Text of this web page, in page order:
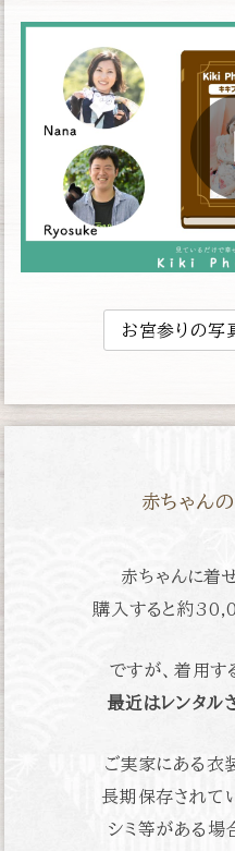
お宮参りの写
赤ちゃん
赤ちゃんに着
購入すると約
ですが、着用す
最近はレンタル
ご実家にある衣
長期保存されて
シミ等がある場